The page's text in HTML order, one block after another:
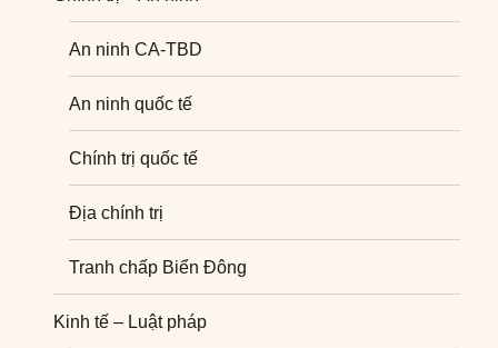
An ninh CA-TBD
An ninh quốc tế
Chính trị quốc tế
Địa chính trị
Tranh chấp Biển Đông
Kinh tế – Luật pháp